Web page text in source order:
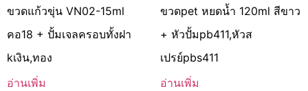
ขวดแก้วขุ่น VN02-15ml
คอ18 + ปั้มเจลครอบทั้งฝา
kเงิน,ทอง
อ่านเพิ่ม
ขวดpet หยดน้ำ 120ml สีขาว
+ หัวปั้มpb411,หัวส
เปรย์pbs411
อ่านเพิ่ม